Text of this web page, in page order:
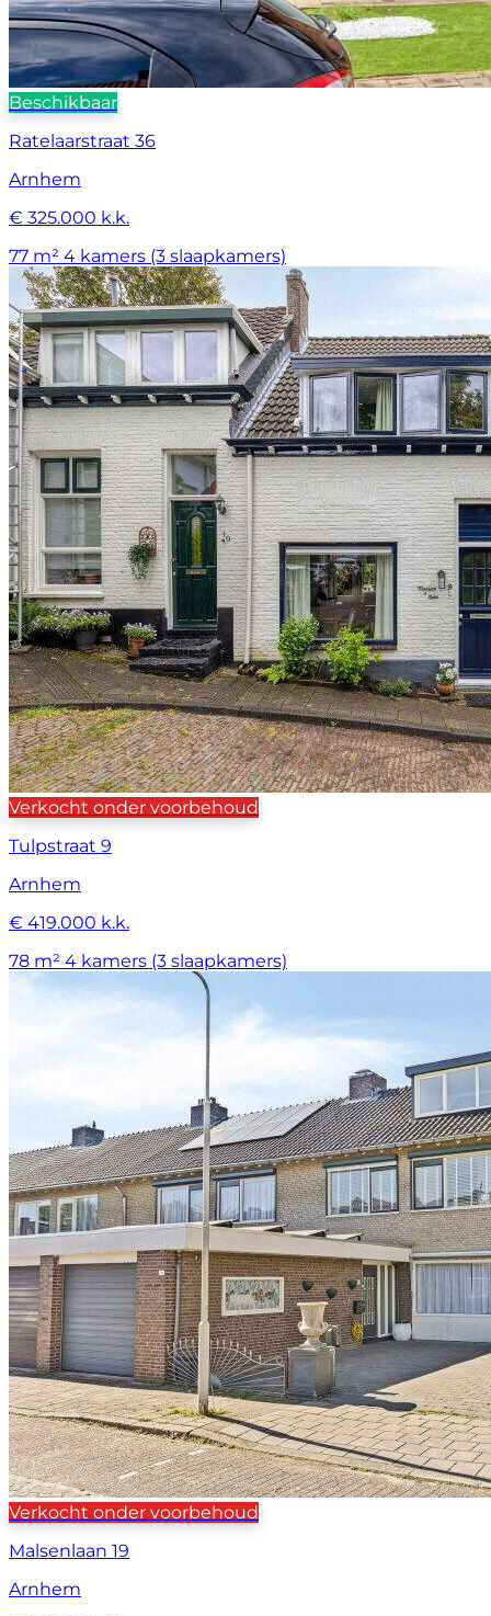
Beschikbaar
Ratelaarstraat 36
Arnhem
€ 325.000 k.k.
77 m² 4 kamers (3 slaapkamers)
Verkocht onder voorbehoud
Tulpstraat 9
Arnhem
€ 419.000 k.k.
78 m² 4 kamers (3 slaapkamers)
Verkocht onder voorbehoud
Malsenlaan 19
Arnhem